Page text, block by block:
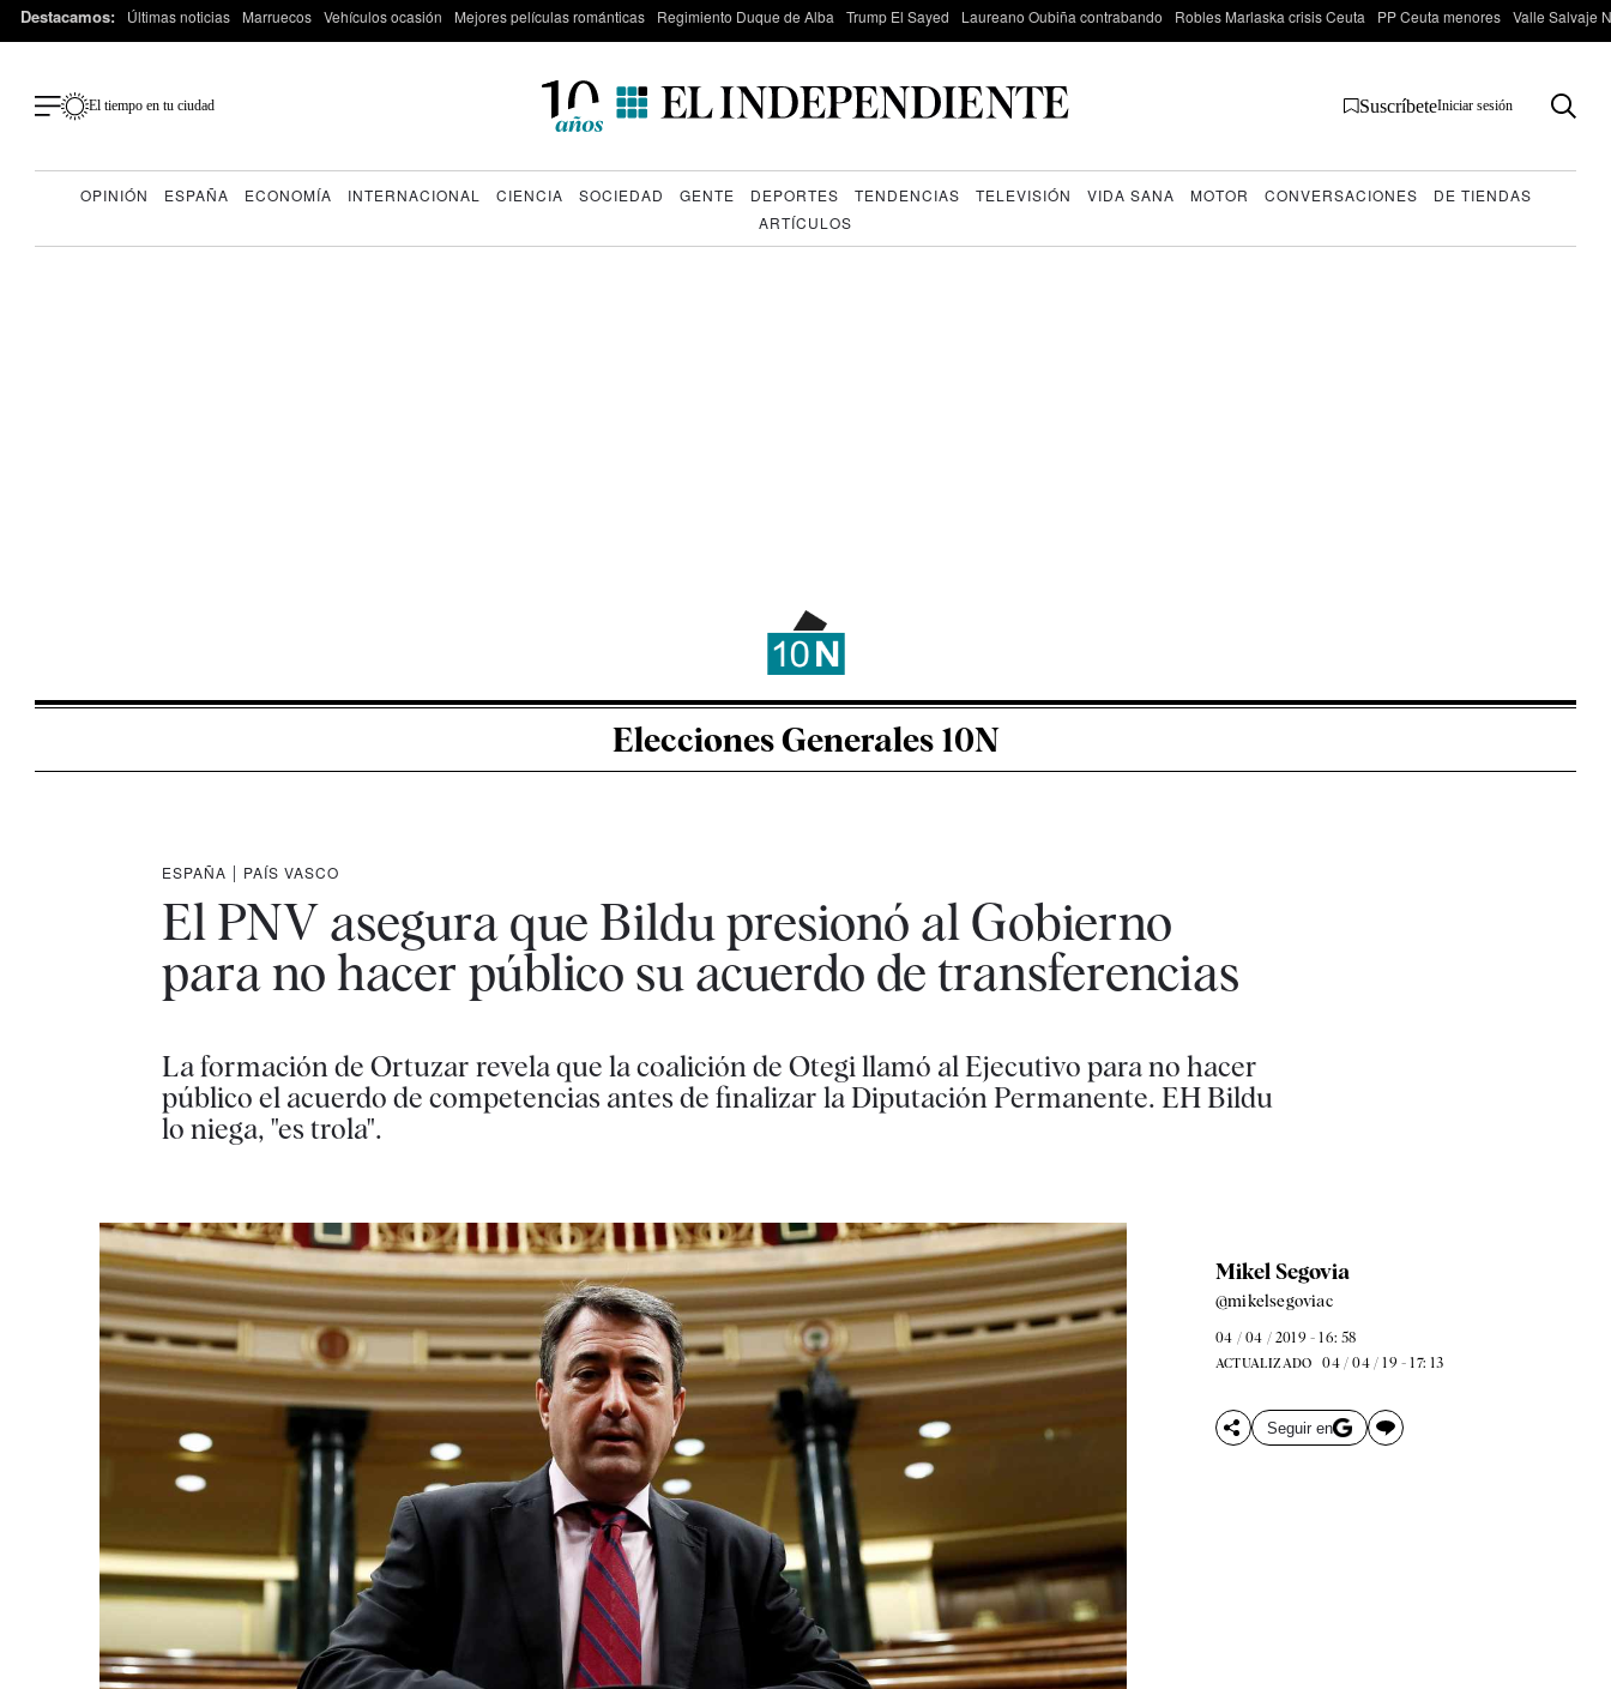
Destacamos: Últimas noticias Marruecos Vehículos ocasión Mejores películas románticas Regimiento Duque de Alba Trump El Sayed Laureano Oubiña contrabando Robles Marlaska crisis Ceuta PP Ceuta menores Valle Salvaje
El tiempo en tu ciudad SuscríbeteIniciar sesión
OPINIÓN ESPAÑA ECONOMÍA INTERNACIONAL CIENCIA SOCIEDAD GENTE DEPORTES TENDENCIAS TELEVISIÓN VIDA SANA MOTOR CONVERSACIONES
DE TIENDAS
ARTÍCULOS
Elecciones Generales 10N
ESPAÑA | PAÍS VASCO
El PNV asegura que Bildu presionó al Gobierno
para no hacer público su acuerdo de transferencias
La formación de Ortuzar revela que la coalición de Otegi llamó al Ejecutivo para no hacer
público el acuerdo de competencias antes de finalizar la Diputación Permanente. EH Bildu
lo niega, "es trola".
Mikel Segovia
@mikelsegoviac
04 / 04 / 2019 - 16: 58
ACTUALIZADO 04 / 04 / 19 - 17: 13
Seguir en